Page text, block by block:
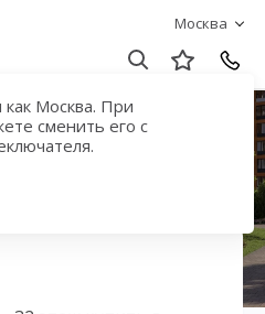
Москва
Москва. При
сменить его с
Сити»
жилого комплекса